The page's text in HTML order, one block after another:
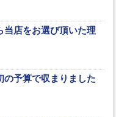
当店をお選び頂いた理
の予算で収まりました